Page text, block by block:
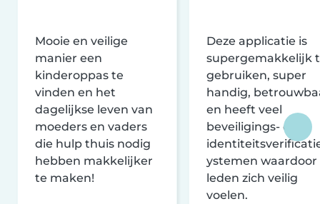
Mooie en veilige
manier een
kinderoppas te
vinden en het
dagelijkse leven van
moeders en vaders
die hulp thuis nodig
hebben makkelijker
te maken!
Deze applicatie is
supergemakkelijk
gebruiken, super
handig,
en heeft veel
beveiligings- en
ystemen waardoor
leden zich veilig
voelen.